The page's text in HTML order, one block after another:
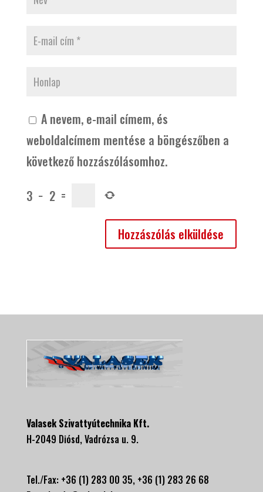
A nevem, e-mail címem, és
weboldalcímem mentése a böngészőben a
következő hozzászólásomhoz.
3 − 2 =
Valasek Szivattyútechnika Kft.
H-2049 Diósd, Vadrózsa u. 9.
Tel./Fax: +36 (1) 283 00 35, +36 (1) 283 26 68